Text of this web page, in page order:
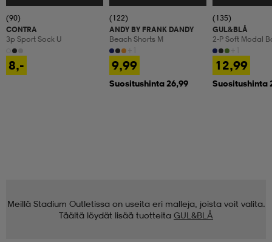
(90)
CONTRA
3p Sport Sock U
8,-
(122)
ANDY BY FRANK DANDY
Beach Shorts M
9,99
Suositushinta 26,99
(135)
GUL&BLÅ
2-P Soft Modal
12,99
Suositushinta
Meillä Stadium Outletissa on useita eri malleja, joista voit valita.
Täältä löydät lisää tuotteita GUL&BLÅ